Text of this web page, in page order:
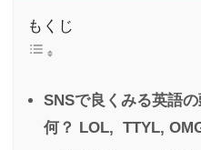
もくじ
SNSで良くみる英語
何？ LOL, TTYL,